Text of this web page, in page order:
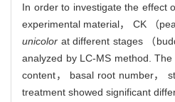
In order to investigate the effect
experimental material， CK （
unicolor at different stages （
analyzed by LC-MS method.
content， basal root number，
treatment showed significant